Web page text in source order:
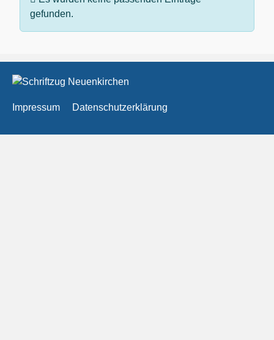
gefunden.
Impressum Datenschutzerklärung